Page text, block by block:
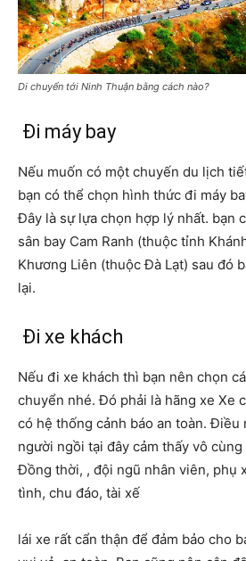
Di chuyển tới Ninh Thuận bằng cách nào?
Đi máy bay
Nếu muốn có một chuyến du lịch
bạn có thể chọn hình thức đi máy
Đây là sự lựa chọn hợp lý nhất. bạn
sân bay Cam Ranh (thuộc tỉnh
Khương Liên (thuộc Đà Lạt) sau đó
lại.
Đi xe khách
Nếu đi xe khách thì bạn nên chọn
chuyển nhé. Đó phải là hãng xe Xe
có hệ thống cảnh báo an toàn. Điều
người ngồi tại đây cảm thấy vô
Đồng thời, , đội ngũ nhân viên, phụ
tình, chu đáo, tài xế
lái xe rất cẩn thận để đảm bảo cho